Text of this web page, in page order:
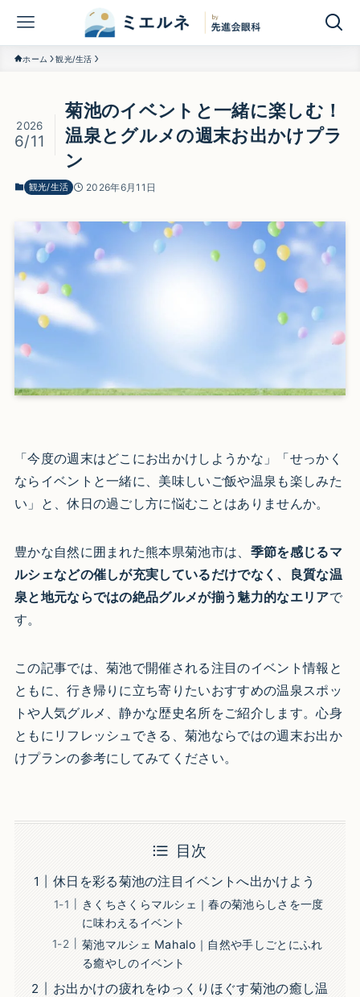
ホーム 観光/生活
菊池のイベントと一緒に楽しむ！
温泉とグルメの週末お出かけプラ
ン
2026
6/11
観光/生活 2026年6月11日
「今度の週末はどこにお出かけしようかな」「せっかく
ならイベントと一緒に、美味しいご飯や温泉も楽しみた
い」と、休日の過ごし方に悩むことはありませんか。
豊かな自然に囲まれた熊本県菊池市は、 季節を感じるマ
ルシェなどの催しが充実しているだけでなく、良質な温
泉と地元ならではの絶品グルメが揃う魅力的なエリアで
す。
この記事では、菊池で開催される注目のイベント情報と
ともに、行き帰りに立ち寄りたいおすすめの温泉スポッ
トや人気グルメ、静かな歴史名所をご紹介します。心身
ともにリフレッシュできる、菊池ならではの週末お出か
けプランの参考にしてみてください。
目次
休日を彩る菊池の注目イベントへ出かけよう
きくちさくらマルシェ｜春の菊池らしさを一度
に味わえるイベント
菊池マルシェ Mahalo｜自然や手しごとにふれ
る癒やしのイベント
お出かけの疲れをゆっくりほぐす菊池の癒し温